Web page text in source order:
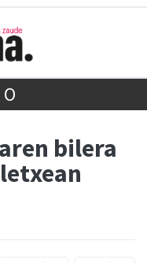
bilera